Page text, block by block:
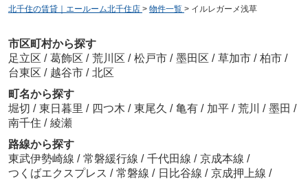
北千住の賃貸｜エールーム北千住店 > 物件一覧 > イルレガーメ浅草
市区町村から探す
足立区 / 葛飾区 / 荒川区 / 松戸市 / 墨田区 / 草加市 / 柏市 /
台東区 / 越谷市 / 北区
町名から探す
堀切 / 東日暮里 / 四つ木 / 東尾久 / 亀有 / 加平 / 荒川 / 墨田 /
南千住 / 綾瀬
路線から探す
東武伊勢崎線 / 常磐緩行線 / 千代田線 / 京成本線 /
つくばエクスプレス / 常磐線 / 日比谷線 / 京成押上線 /